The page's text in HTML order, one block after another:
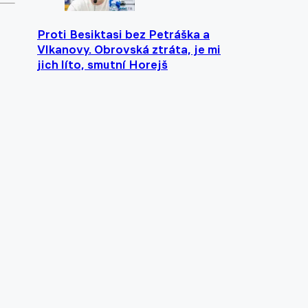
Proti Besiktasi bez Petráška a
Vlkanovy. Obrovská ztráta, je mi
jich líto, smutní Horejš